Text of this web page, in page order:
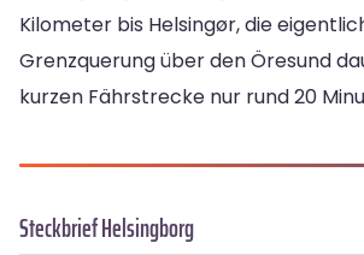
Kilometer bis Helsingør, die
Grenzquerung über den Öresund
kurzen Fährstrecke nur rund 20
Steckbrief Helsingborg